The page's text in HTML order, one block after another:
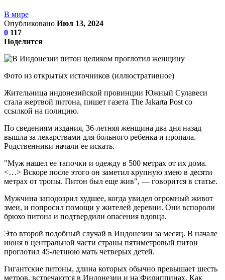
В мире
Опубликовано Июл 13, 2024
0 117
Поделится
Фото из открытых источников (иллюстративное)
Жительница индонезийской провинции Южный Сулавеси
стала жертвой питона, пишет газета The Jakarta Post со
ссылкой на полицию.
По сведениям издания, 36-летняя женщина два дня назад
вышла за лекарствами для больного ребенка и пропала.
Родственники начали ее искать.
"Муж нашел ее тапочки и одежду в 500 метрах от их дома.
<…> Вскоре после этого он заметил крупную змею в десяти
метрах от тропы. Питон был еще жив", — говорится в статье.
Мужчина заподозрил худшее, когда увидел огромный живот
змеи, и попросил помощи у жителей деревни. Они вспороли
брюхо питона и подтвердили опасения вдовца.
Это второй подобный случай в Индонезии за месяц. В начале
июня в центральной части страны пятиметровый питон
проглотил 45-летнюю мать четверых детей.
Гигантские питоны, длина которых обычно превышает шесть
метров, встречаются в Индонезии и на Филиппинах. Как